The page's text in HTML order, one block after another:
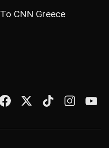
Το CNN Greece